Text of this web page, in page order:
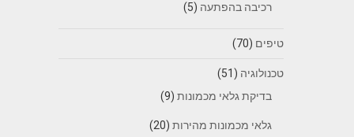
רכיבה בהפתעה (5)
טיפים (70)
טכנולוגיה (51)
בדיקת גלאי מכמונות(9)
גלאי מכמונות מהירות(20)